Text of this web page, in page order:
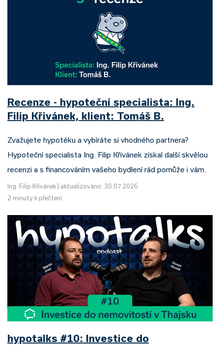
Recenze - hypoteční specialista: Ing.
Filip Křivánek, klient: Tomáš B.
Zvažujete hypotéku a vybíráte si vhodného partnera?
Hypoteční specialista Ing. Filip Křivánek získal další skvělou
recenzi a s financováním vašeho bydlení rád pomůže i vám.
Ing. Filip Křivánek
aktualizováno: 30.07.2026
2 minuty k přečtení
hypotalks #10: Investice do